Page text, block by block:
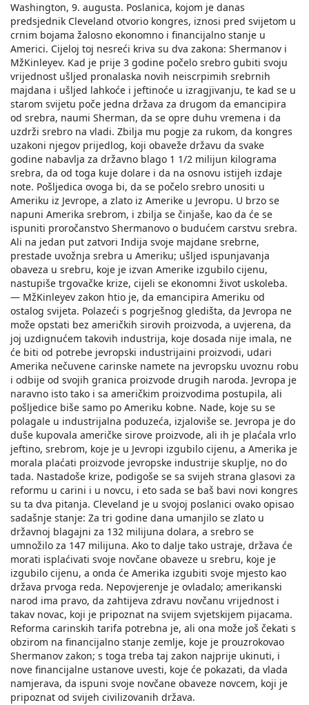
Washington, 9. augusta. Poslanica, kojom je danas
predsjednik Cleveland otvorio kongres, iznosi pred svijetom u
crnim bojama žalosno ekonomno i financijalno stanje u
Americi. Cijeloj toj nesreći kriva su dva zakona: Shermanov i
MžKinleyev. Kad je prije 3 godine počelo srebro gubiti svoju
vrijednost ušljed pronalaska novih neiscrpimih srebrnih
majdana i ušljed lahkoće i jeftinoće u izragjivanju, te kad se u
starom svijetu poče jedna država za drugom da emancipira
od srebra, naumi Sherman, da se opre duhu vremena i da
uzdrži srebro na vladi. Zbilja mu pogje za rukom, da kongres
uzakoni njegov prijedlog, koji obaveže državu da svake
godine nabavlja za državno blago 1 1/2 milijun kilograma
srebra, da od toga kuje dolare i da na osnovu istijeh izdaje
note. Pošljedica ovoga bi, da se počelo srebro unositi u
Ameriku iz Jevrope, a zlato iz Amerike u Jevropu. U brzo se
napuni Amerika srebrom, i zbilja se činjaše, kao da će se
ispuniti proročanstvo Shermanovo o budućem carstvu srebra.
Ali na jedan put zatvori Indija svoje majdane srebrne,
prestade uvožnja srebra u Ameriku; ušljed ispunjavanja
obaveza u srebru, koje je izvan Amerike izgubilo cijenu,
nastupiše trgovačke krize, cijeli se ekonomni život uskoleba.
— MžKinleyev zakon htio je, da emancipira Ameriku od
ostalog svijeta. Polazeći s pogrješnog gledišta, da Jevropa ne
može opstati bez američkih sirovih proizvoda, a uvjerena, da
joj uzdignućem takovih industrija, koje dosada nije imala, ne
će biti od potrebe jevropski industrijaini proizvodi, udari
Amerika nečuvene carinske namete na jevropsku uvoznu robu
i odbije od svojih granica proizvode drugih naroda. Jevropa je
naravno isto tako i sa američkim proizvodima postupila, ali
pošljedice biše samo po Ameriku kobne. Nade, koje su se
polagale u industrijalna poduzeća, izjaloviše se. Jevropa je do
duše kupovala američke sirove proizvode, ali ih je plaćala vrlo
jeftino, srebrom, koje je u Jevropi izgubilo cijenu, a Amerika je
morala plaćati proizvode jevropske industrije skuplje, no do
tada. Nastadoše krize, podigoše se sa svijeh strana glasovi za
reformu u carini i u novcu, i eto sada se baš bavi novi kongres
su ta dva pitanja. Cleveland je u svojoj poslanici ovako opisao
sadašnje stanje: Za tri godine dana umanjilo se zlato u
državnoj blagajni za 132 milijuna dolara, a srebro se
umnožilo za 147 milijuna. Ako to dalje tako ustraje, država će
morati isplaćivati svoje novčane obaveze u srebru, koje je
izgubilo cijenu, a onda će Amerika izgubiti svoje mjesto kao
država prvoga reda. Nepovjerenje je ovladalo; amerikanski
narod ima pravo, da zahtijeva zdravu novčanu vrijednost i
takav novac, koji je pripoznat na svijem svjetskijem pijacama.
Reforma carinskih tarifa potrebna je, ali ona može još čekati s
obzirom na financijalno stanje zemlje, koje je prouzrokovao
Shermanov zakon; s toga treba taj zakon najprije ukinuti, i
nove financijalne ustanove uvesti, koje će pokazati, da vlada
namjerava, da ispuni svoje novčane obaveze novcem, koji je
pripoznat od svijeh civilizovanih država.